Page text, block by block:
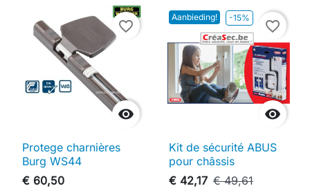

favorite_border
Protege charnières
Burg WS44
€ 60,50
Aanbieding! -15%

favorite_border
Kit de sécurité ABUS
pour châssis
€ 42,17 € 49,61